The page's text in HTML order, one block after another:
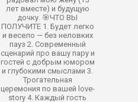
лет вместе) и будущую
дочку. 🎯ЧТО ВЫ
ПОЛУЧИТЕ 1. Будет легко
и весело — без неловких
пауз 2. Современный
сценарий про вашу пару и
гостей с добрым юмором
и глубокими смыслами 3.
Трогательная
церемония по вашей love-
story 4. Каждый гость